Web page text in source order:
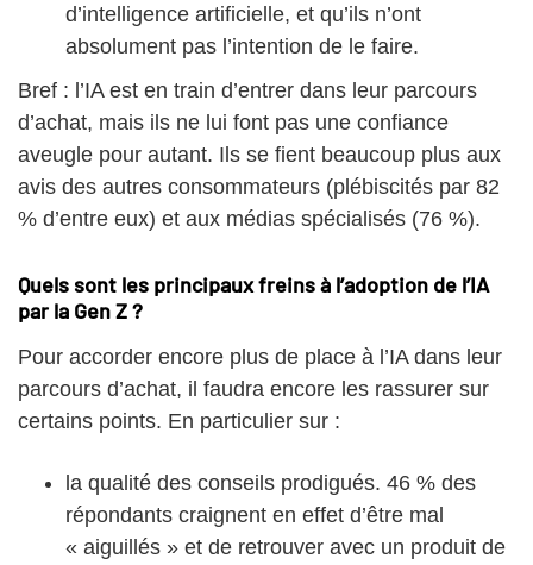
d’intelligence artificielle, et qu’ils n’ont
absolument pas l’intention de le faire.
Bref : l’IA est en train d’entrer dans leur parcours
d’achat, mais ils ne lui font pas une confiance
aveugle pour autant. Ils se fient beaucoup plus aux
avis des autres consommateurs (plébiscités par 82
% d’entre eux) et aux médias spécialisés (76 %).
Quels sont les principaux freins à l’adoption de l’IA
par la Gen Z ?
Pour accorder encore plus de place à l’IA dans leur
parcours d’achat, il faudra encore les rassurer sur
certains points. En particulier sur :
la qualité des conseils prodigués. 46 % des
répondants craignent en effet d’être mal
« aiguillés » et de retrouver avec un produit de